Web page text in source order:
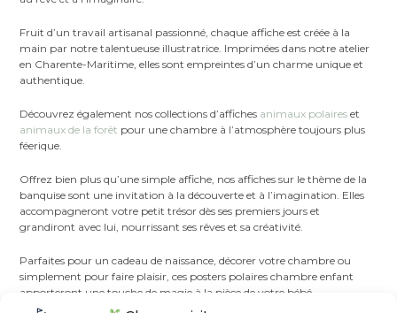
Fruit d’un travail artisanal passionné, chaque affiche est créée à la
main par notre talentueuse illustratrice. Imprimées dans notre atelier
en Charente-Maritime, elles sont empreintes d’un charme unique et
authentique.
Découvrez également nos collections d’affiches animaux polaires et
animaux de la forêt pour une chambre à l’atmosphère toujours plus
féerique.
Offrez bien plus qu’une simple affiche, nos affiches sur le thème de la
banquise sont une invitation à la découverte et à l’imagination. Elles
accompagneront votre petit trésor dès ses premiers jours et
grandiront avec lui, nourrissant ses rêves et sa créativité.
Parfaites pour un cadeau de naissance, décorer votre chambre ou
simplement pour faire plaisir, ces posters polaires chambre enfant
apporteront une touche de magie à la pièce de votre bébé.